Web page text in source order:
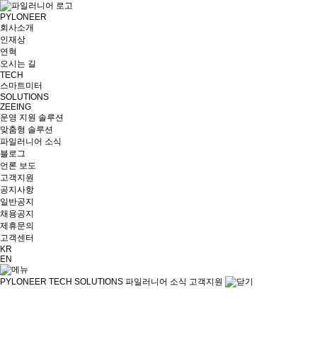
PYLONEER
회사소개
인재상
연혁
오시는 길
TECH
스마트미터
SOLUTIONS
ZEEING
운영 지원 솔루션
맞춤형 솔루션
파일러니어 소식
블로그
언론 보도
고객지원
공지사항
일반공지
채용공지
제휴문의
고객센터
KR
EN
PYLONEER TECH SOLUTIONS 파일러니어 소식 고객지원